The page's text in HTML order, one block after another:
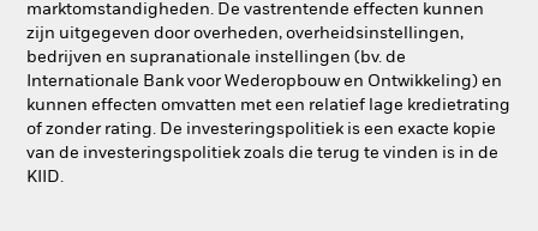
marktomstandigheden. De vastrentende effecten kunnen
zijn uitgegeven door overheden, overheidsinstellingen,
bedrijven en supranationale instellingen (bv. de
Internationale Bank voor Wederopbouw en Ontwikkeling) en
kunnen effecten omvatten met een relatief lage kredietrating
of zonder rating. De investeringspolitiek is een exacte kopie
van de investeringspolitiek zoals die terug te vinden is in de
KIID.